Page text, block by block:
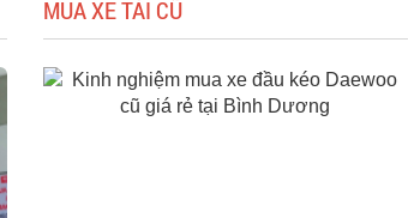
MUA XE TẢI CŨ